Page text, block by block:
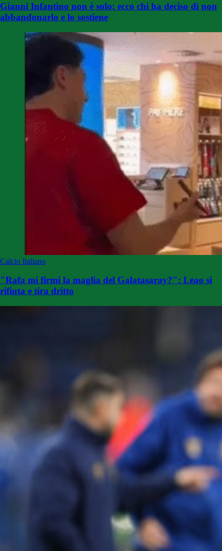
Gianni Infantino non è solo: ecco chi ha deciso di non
abbandonarlo e lo sostiene
Calcio Italiano
"Rafa mi firmi la maglia del Galatasaray?": Leao si
rifiuta e tira dritto